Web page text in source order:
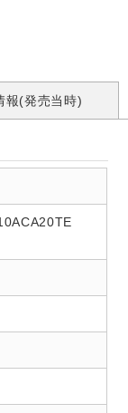
報(発売当時)